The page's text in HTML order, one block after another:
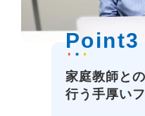
Point3
家庭教師と
行う手厚い